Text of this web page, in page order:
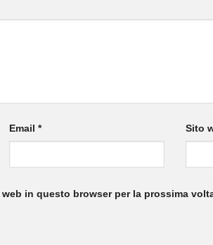
Email * Sito
in questo browser per la prossima